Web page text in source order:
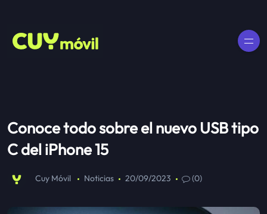
Conoce todo sobre el nuevo USB tipo
C del iPhone 15
Cuy Móvil Noticias 20/09/2023 (0)